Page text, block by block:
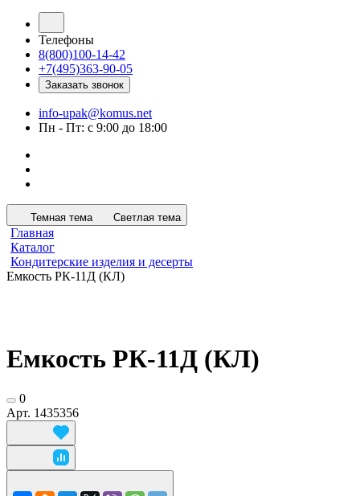
Телефоны
8(800)100-14-42
+7(495)363-90-05
Заказать звонок
info-upak@komus.net
Пн - Пт: с 9:00 до 18:00
Темная тема Светлая тема
Главная
Каталог
Кондитерские изделия и десерты
Емкость РК-11Д (КЛ)
Емкость РК-11Д (КЛ)
0
Арт. 1435356